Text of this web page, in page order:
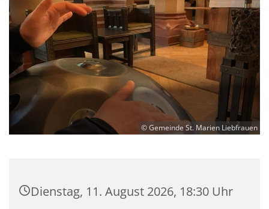
© Gemeinde St. Marien Liebfrauen
Dienstag, 11. August 2026, 18:30 Uhr